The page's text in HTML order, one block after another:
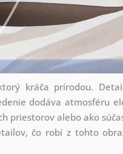
kráča prírodou.
dodáva atmosféru
priestorov alebo ako
čo robí z tohto